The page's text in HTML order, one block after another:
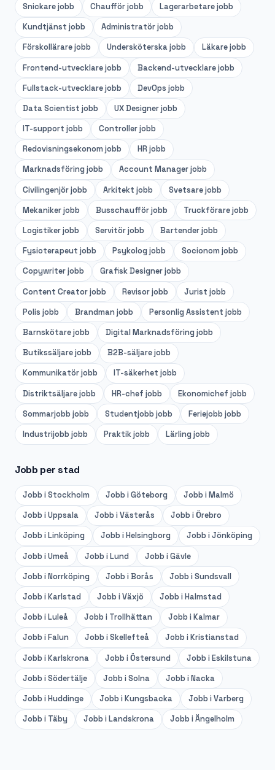
Snickarejobb Chaufförjobb Lagerarbetarejobb
Kundtjänst jobb Administratörjobb
Förskollärarejobb Undersköterskajobb Läkarejobb
Frontend-utvecklarejobb Backend-utvecklarejobb
Fullstack-utvecklarejobb DevOps jobb
Data Scientist jobb UX Designerjobb
IT-support jobb Controllerjobb
Redovisningsekonom jobb HR jobb
Marknadsföring jobb Account Managerjobb
Civilingenjörjobb Arkitekt jobb Svetsarejobb
Mekanikerjobb Busschaufförjobb Truckförarejobb
Logistikerjobb Servitörjobb Bartenderjobb
Fysioterapeut jobb Psykolog jobb Socionom jobb
Copywriterjobb Grafisk Designerjobb
Content Creatorjobb Revisorjobb Jurist jobb
Polis jobb Brandman jobb Personlig Assistent jobb
Barnskötarejobb Digital Marknadsföring jobb
Butikssäljarejobb B2B-säljarejobb
Kommunikatörjobb IT-säkerhet jobb
Distriktsäljarejobb HR-chef jobb Ekonomichef jobb
Sommarjobb jobb Studentjobb jobb Feriejobb jobb
Industrijobb jobb Praktikjobb Lärling jobb
Jobb per stad
Jobb iStockholm Jobb iGöteborg Jobb iMalmö
Jobb iUppsala Jobb iVästerås Jobb iÖrebro
Jobb iLinköping Jobb iHelsingborg Jobb iJönköping
Jobb iUmeå Jobb iLund Jobb iGävle
Jobb iNorrköping Jobb iBorås Jobb iSundsvall
Jobb iKarlstad Jobb iVäxjö Jobb iHalmstad
Jobb iLuleå Jobb i Trollhättan Jobb iKalmar
Jobb iFalun Jobb iSkellefteå Jobb iKristianstad
Jobb iKarlskrona Jobb iÖstersund Jobb iEskilstuna
Jobb iSödertälje Jobb iSolna Jobb iNacka
Jobb iHuddinge Jobb iKungsbacka Jobb iVarberg
Jobb i Täby Jobb iLandskrona Jobb iÄngelholm